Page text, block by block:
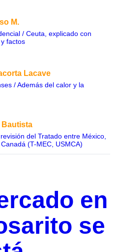
M.
/ Ceuta, explicado con
factos
Lacave
/ Además del calor y la
Bautista
del Tratado entre México,
(T-MEC, USMCA)
en
se